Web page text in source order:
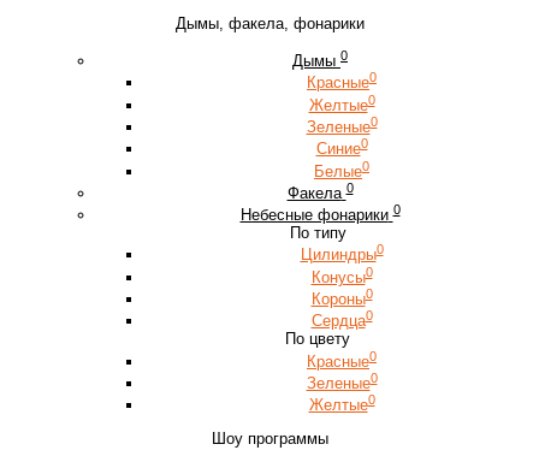
Дымы, факела, фонарики
Дымы 0
Красные0
Желтые0
Зеленые0
Синие0
Белые0
Факела 0
Небесные фонарики 0
По типу
Цилиндры0
Конусы0
Короны0
Сердца0
По цвету
Красные0
Зеленые0
Желтые0
Шоу программы